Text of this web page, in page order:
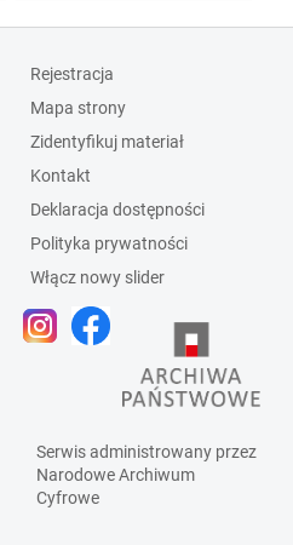
Rejestracja
Mapa strony
Zidentyfikuj materiał
Kontakt
Deklaracja dostępności
Polityka prywatności
Włącz nowy slider
Serwis administrowany przez
Narodowe Archiwum
Cyfrowe